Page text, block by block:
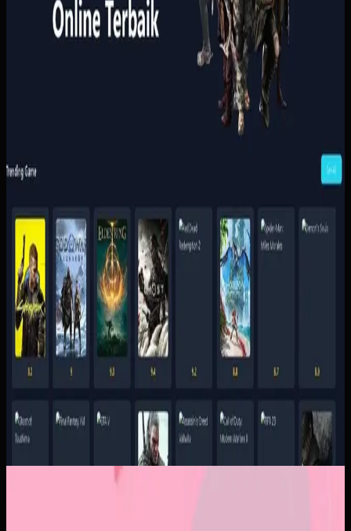
Kami menata katalog, keranjang, pembayaran, dan riwayat
pembelian pengguna dalam satu alur yang ringkas.
Pembayaran dan status pesanan dihubungkan ke proses
penyerahan akses supaya pelanggan tidak perlu
menunggu admin untuk setiap transaksi.